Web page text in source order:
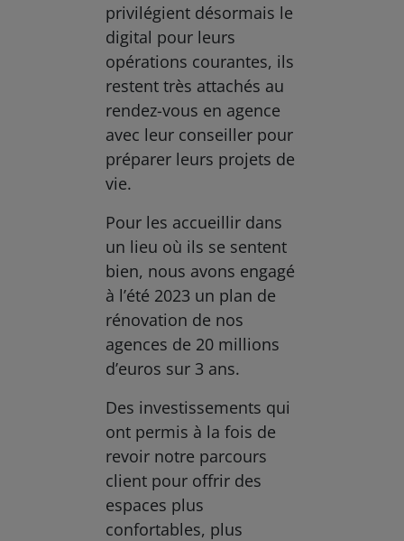
privilégient désormais le
digital pour leurs
opérations courantes, ils
restent très attachés au
rendez-vous en agence
avec leur conseiller pour
préparer leurs projets de
vie.
Pour les accueillir dans
un lieu où ils se sentent
bien, nous avons engagé
à l’été 2023 un plan de
rénovation de nos
agences de 20 millions
d’euros sur 3 ans.
Des investissements qui
ont permis à la fois de
revoir notre parcours
client pour offrir des
espaces plus
confortables, plus